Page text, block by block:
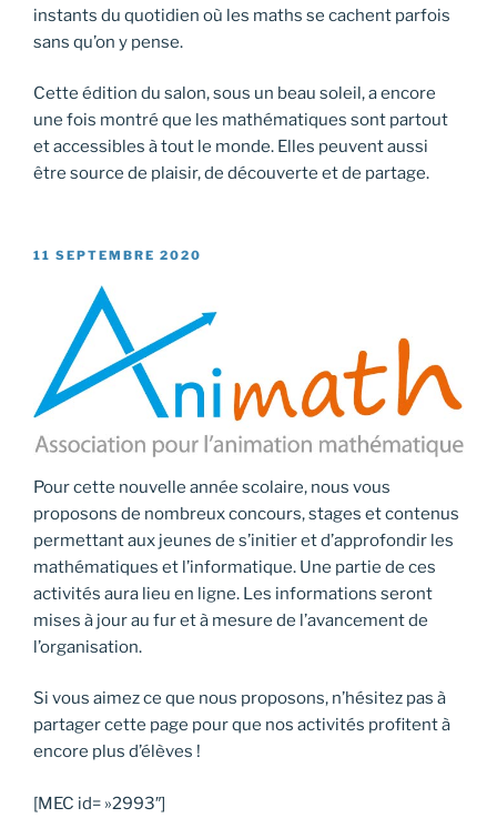
instants du quotidien où les maths se cachent parfois
sans qu’on y pense.
Cette édition du salon, sous un beau soleil, a encore
une fois montré que les mathématiques sont partout
et accessibles à tout le monde. Elles peuvent aussi
être source de plaisir, de découverte et de partage.
PUBLIÉ
11 SEPTEMBRE 2020
Pour cette nouvelle année scolaire, nous vous
proposons de nombreux concours, stages et contenus
permettant aux jeunes de s’initier et d’approfondir les
mathématiques et l’informatique. Une partie de ces
activités aura lieu en ligne. Les informations seront
mises à jour au fur et à mesure de l’avancement de
l’organisation.
Si vous aimez ce que nous proposons, n’hésitez pas à
partager cette page pour que nos activités profitent à
encore plus d’élèves !
[MEC id= »2993″]